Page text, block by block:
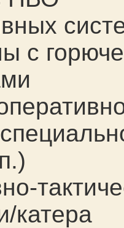
с
катера